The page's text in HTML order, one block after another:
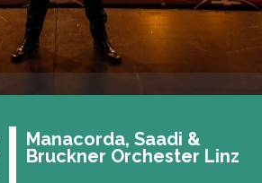
Ma­na­cor­da, Saadi &
Bruck­ner Or­ches­ter Linz